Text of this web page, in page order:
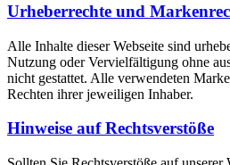
Urheberrechte und
Alle Inhalte dieser Webseite sind
Nutzung oder Vervielfältigung ohne
nicht gestattet. Alle verwendeten
Rechten ihrer jeweiligen Inhaber.
Hinweise auf Rechtsverstöße